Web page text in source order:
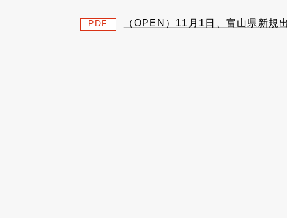
PDF （OPEN）11月1日、富山県新規